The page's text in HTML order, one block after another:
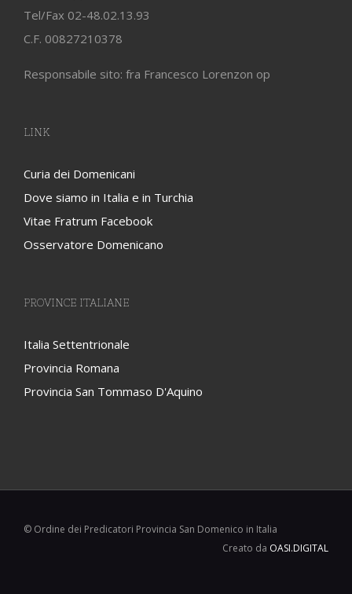
Tel/Fax 02-48.02.13.93
C.F. 00827210378
Responsabile sito: fra Francesco Lorenzon op
LINK
Curia dei Domenicani
Dove siamo in Italia e in Turchia
Vitae Fratrum Facebook
Osservatore Domenicano
PROVINCE ITALIANE
Italia Settentrionale
Provincia Romana
Provincia San Tommaso D'Aquino
© Ordine dei Predicatori Provincia San Domenico in Italia
Creato da OASI.DIGITAL